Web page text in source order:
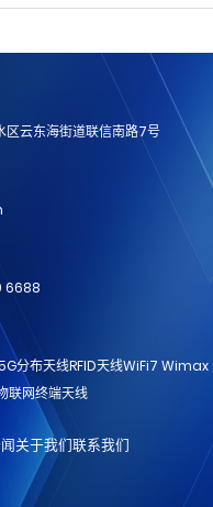
区云东海街道联信南路7号
6688
分布天线RFID天线WiFi7 Wimax
联网终端天线
关于我们联系我们